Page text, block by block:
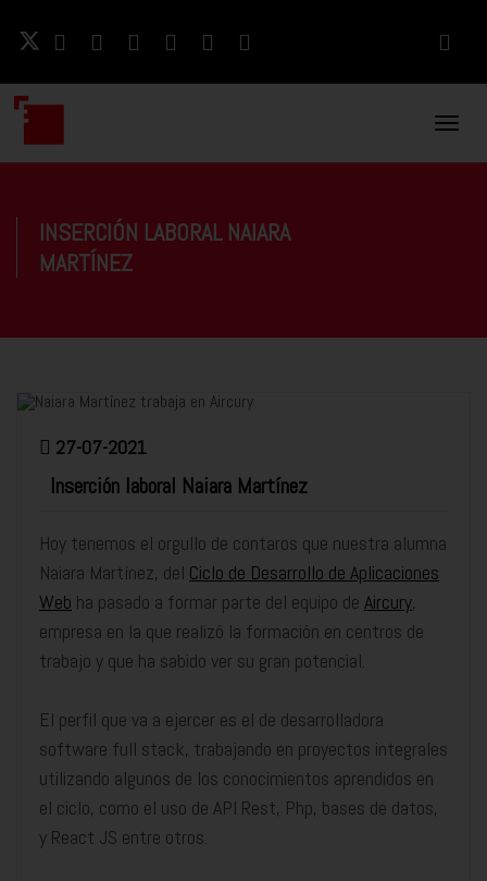
Movil
INSERCIÓN LABORAL NAIARA
MARTÍNEZ
27-07-2021
Inserción laboral Naiara Martínez
Hoy tenemos el orgullo de contaros que nuestra alumna
Naiara Martínez, del Ciclo de Desarrollo de Aplicaciones
Web ha pasado a formar parte del equipo de Aircury,
empresa en la que realizó la formación en centros de
trabajo y que ha sabido ver su gran potencial.
El perfil que va a ejercer es el de desarrolladora
software full stack, trabajando en proyectos integrales
utilizando algunos de los conocimientos aprendidos en
el ciclo, como el uso de API Rest, Php, bases de datos,
y React JS entre otros.